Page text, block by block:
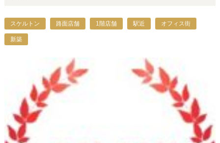
スケルトン 路面店舗 1階店舗 駅近 オフィス街
新築